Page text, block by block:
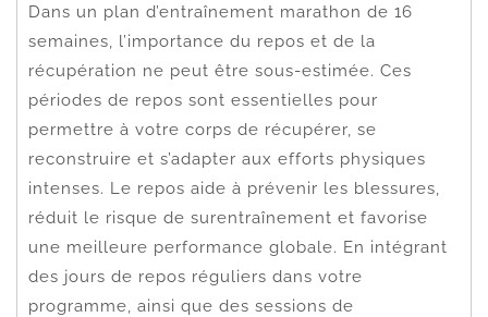
Dans un plan d’entraînement marathon de 16
semaines, l’importance du repos et de la
récupération ne peut être sous-estimée. Ces
périodes de repos sont essentielles pour
permettre à votre corps de récupérer, se
reconstruire et s’adapter aux efforts physiques
intenses. Le repos aide à prévenir les blessures,
réduit le risque de surentraînement et favorise
une meilleure performance globale. En intégrant
des jours de repos réguliers dans votre
programme, ainsi que des sessions de